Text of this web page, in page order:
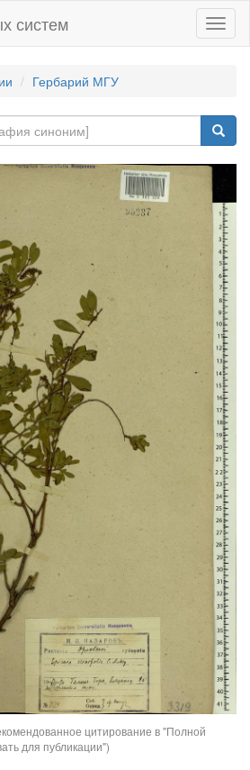
систем
Гербарий МГУ
цитирование в "Полной
для публикации")